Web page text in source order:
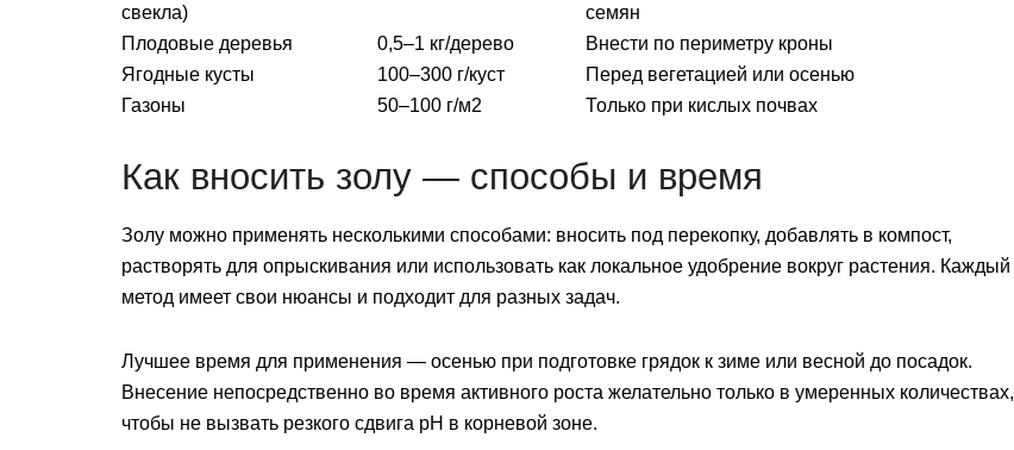
свекла)
семян
Плодовые деревья
0,5–1 кг/дерево
Внести по периметру кроны
Ягодные кусты
100–300 г/куст
Перед вегетацией или осенью
Газоны
50–100 г/м2 Только при кислых почвах
Как вносить золу — способы и время
Золу можно применять несколькими способами: вносить под перекопку, добавлять в компост,
растворять для опрыскивания или использовать как локальное удобрение вокруг растения. Каждый
метод имеет свои нюансы и подходит для разных задач.
Лучшее время для применения — осенью при подготовке грядок к зиме или весной до посадок.
Внесение непосредственно во время активного роста желательно только в умеренных количествах,
чтобы не вызвать резкого сдвига pH в корневой зоне.